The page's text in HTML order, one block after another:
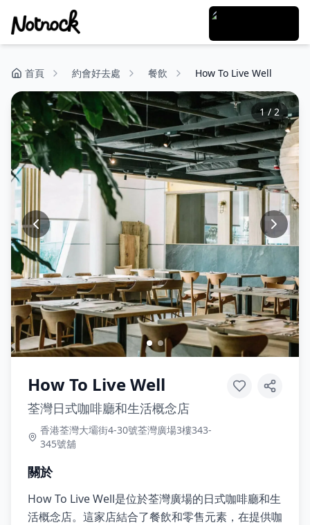
首頁 約會好去處 餐飲 How To Live Well
1/ 2
How To Live Well
荃灣日式咖啡廳和生活概念店
香港荃灣大壩街4-30號荃灣廣場3樓343-
345號舖
關於
How To Live Well是位於荃灣廣場的日式咖啡廳和生
活概念店。這家店結合了餐飲和零售元素，在提供咖